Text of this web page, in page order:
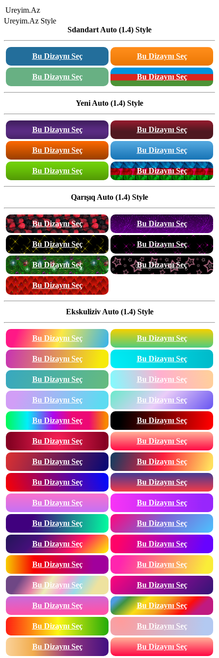
Ureyim.Az
Ureyim.Az Style
Sdandart Auto (1.4) Style
Bu Dizaynı Seç Bu Dizaynı Seç
Bu Dizaynı Seç Bu Dizaynı Seç
Yeni Auto (1.4) Style
Bu Dizaynı Seç Bu Dizaynı Seç
Bu Dizaynı Seç Bu Dizaynı Seç
Bu Dizaynı Seç Bu Dizaynı Seç
Qarışıq Auto (1.4) Style
Bu Dizaynı Seç Bu Dizaynı Seç
Bu Dizaynı Seç Bu Dizaynı Seç
Bu Dizaynı Seç Bu Dizaynı Seç
Bu Dizaynı Seç
Ekskuliziv Auto (1.4) Style
Bu Dizaynı Seç Bu Dizaynı Seç
Bu Dizaynı Seç Bu Dizaynı Seç
Bu Dizaynı Seç Bu Dizaynı Seç
Bu Dizaynı Seç Bu Dizaynı Seç
Bu Dizaynı Seç Bu Dizaynı Seç
Bu Dizaynı Seç Bu Dizaynı Seç
Bu Dizaynı Seç Bu Dizaynı Seç
Bu Dizaynı Seç Bu Dizaynı Seç
Bu Dizaynı Seç Bu Dizaynı Seç
Bu Dizaynı Seç Bu Dizaynı Seç
Bu Dizaynı Seç Bu Dizaynı Seç
Bu Dizaynı Seç Bu Dizaynı Seç
Bu Dizaynı Seç Bu Dizaynı Seç
Bu Dizaynı Seç Bu Dizaynı Seç
Bu Dizaynı Seç Bu Dizaynı Seç
Bu Dizaynı Seç Bu Dizaynı Seç